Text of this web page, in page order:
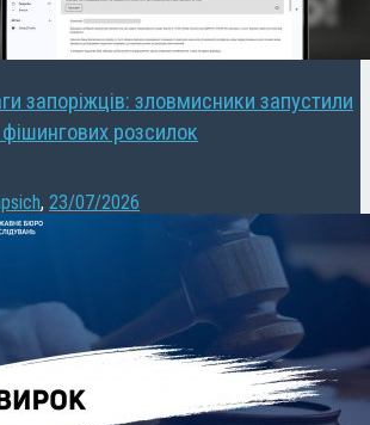
запоріжців: зловмисники запустили
розсилок
, 23/07/2026